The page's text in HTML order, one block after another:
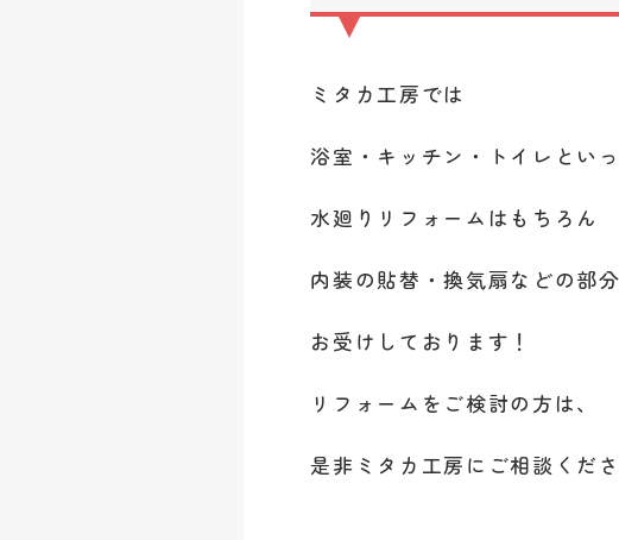
ミタカ工房では
浴室・キッチン・トイレとい
水廻りリフォームはもちろん
内装の貼替・換気扇などの部
お受けしております！
リフォームをご検討の方は、
是非ミタカ工房にご相談くだ